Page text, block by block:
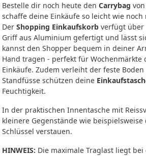
Bestelle dir noch heute den Carrybag von
schaffe deine Einkäufe so leicht wie
Der Shopping Einkaufskorb verfügt über
Griff aus Aluminium gefertigt und lässt
kannst den Shopper bequem in deiner
Hand tragen - perfekt für Wochenmärkte
Einkäufe. Zudem verleiht der feste
Standfüsse schützen deine
Feuchtigkeit.
In der praktischen Innentasche mit
kleinere Gegenstände wie
Schlüssel verstauen.
HINWEIS: Die maximale Traglast liegt bei